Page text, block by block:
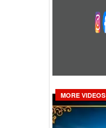
MORE VIDEOS